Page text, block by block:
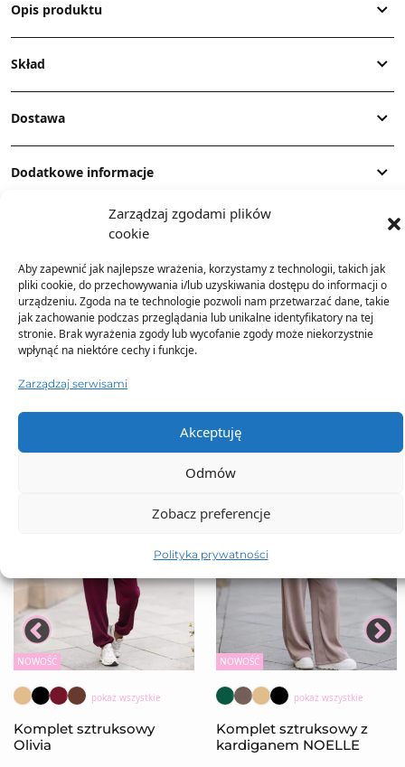
Zarządzaj zgodami plików
cookie
Aby zapewnić jak najlepsze wrażenia, korzystamy z technologii, takich jak
pliki cookie, do przechowywania i/lub uzyskiwania dostępu do informacji o
urządzeniu. Zgoda na te technologie pozwoli nam przetwarzać dane, takie
jak zachowanie podczas przeglądania lub unikalne identyfikatory na tej
stronie. Brak wyrażenia zgody lub wycofanie zgody może niekorzystnie
wpłynąć na niektóre cechy i funkcje.
Zarządzaj serwisami
Akceptuję
Odmów
Zobacz preferencje
Polityka prywatności
Opis produktu
Skład
Dostawa
Dodatkowe informacje
TO SIĘ TERAZ SPRZEDAJE
NOWOŚĆ
pokaż wszystkie
Komplet sztruksowy
Olivia
NOWOŚĆ
pokaż wszystkie
Komplet sztruksowy z
kardiganem NOELLE